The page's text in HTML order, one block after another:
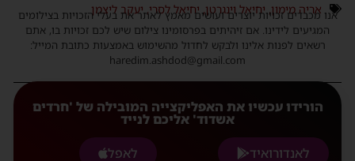
אריה מימון,יחיאל וינגרטן,יחיאל לסרי,יעקב ליצמן
אנו מכבדים זכויות יוצרים ועושים מאמץ לאתר את בעלי הזכויות בצילומים
המגיעים לידינו. אם זיהיתים בפרסומינו צילום שיש לכם זכויות בו, אתם
רשאים לפנות אלינו ולבקש לחדול מהשימוש באמצעות כתובת המייל:
haredim.ashdod@gmail.com
הורידו עכשיו את האפליקצייה המובילה של 'חרדים
אשדוד' אליכם לנייד
לאנדורואיד
לאפל